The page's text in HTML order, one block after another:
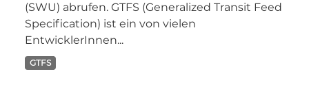
(SWU) abrufen. GTFS (Generalized Transit Feed
Specification) ist ein von vielen
EntwicklerInnen...
GTFS